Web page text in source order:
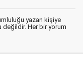
yazan kişiye
değildir. Her bir yorum